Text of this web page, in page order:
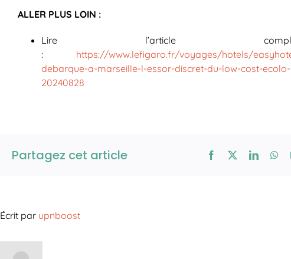
ALLER PLUS LOIN :
Lire l’article
: https://www.lefigaro.fr/voyages/hotels/
debarque-a-marseille-l-essor-discret-du-low-cost-ecolo-
20240828
Partagez cet article
Écrit par upnboost